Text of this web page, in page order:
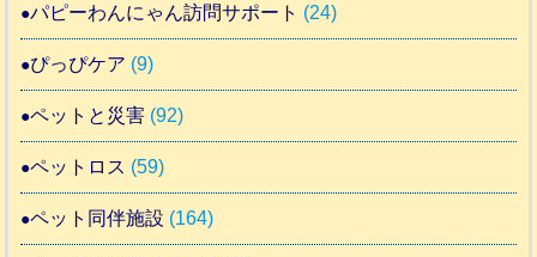
パピーわんにゃん訪問サポート (24)
ぴっぴケア (9)
ペットと災害 (92)
ペットロス (59)
ペット同伴施設 (164)